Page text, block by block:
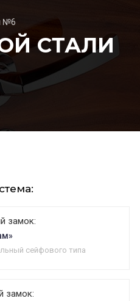
№6
СТАЛИ
замок:
сейфового типа
замок: